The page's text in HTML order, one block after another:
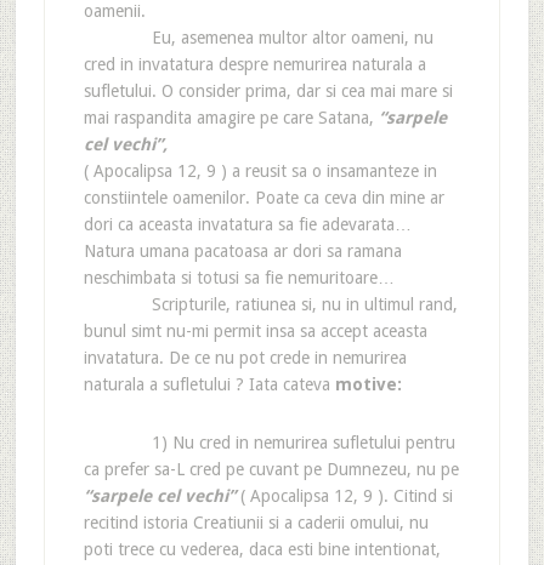
oamenii.
Eu, asemenea multor altor oameni, nu
cred in invatatura despre nemurirea naturala a
sufletului. O consider prima, dar si cea mai mare si
mai raspandita amagire pe care Satana, “sarpele
cel vechi”,
( Apocalipsa 12, 9 ) a reusit sa o insamanteze in
constiintele oamenilor. Poate ca ceva din mine ar
dori ca aceasta invatatura sa fie adevarata…
Natura umana pacatoasa ar dori sa ramana
neschimbata si totusi sa fie nemuritoare…
Scripturile, ratiunea si, nu in ultimul rand,
bunul simt nu-mi permit insa sa accept aceasta
invatatura. De ce nu pot crede in nemurirea
naturala a sufletului ? Iata cateva motive:
1) Nu cred in nemurirea sufletului pentru
ca prefer sa-L cred pe cuvant pe Dumnezeu, nu pe
“sarpele cel vechi”( Apocalipsa 12, 9 ). Citind si
recitind istoria Creatiunii si a caderii omului, nu
poti trece cu vederea, daca esti bine intentionat,